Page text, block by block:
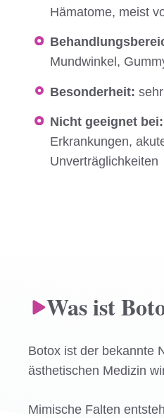
Hämatome, meist
Mundwinkel,
Besonderheit:
Nicht geeignet bei:
Erkrankungen,
Unverträglichkeiten
Was ist
Botox ist der bekannte
ästhetischen Medizin
Mimische Falten